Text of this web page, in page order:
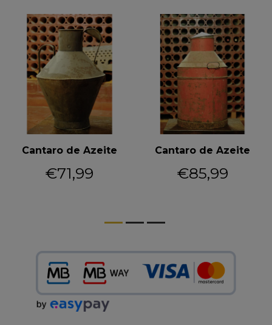
Cantaro de Azeite
€71,99
Cantaro de Azeite
€85,99